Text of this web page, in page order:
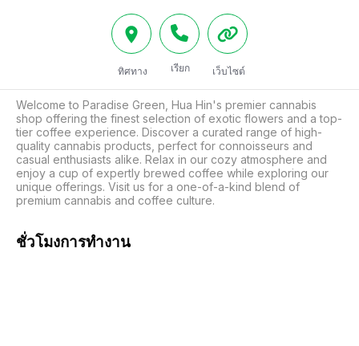
ทิศทาง เรียก เว็บไซต์
Welcome to Paradise Green, Hua Hin's premier cannabis
shop offering the finest selection of exotic flowers and a top-
tier coffee experience. Discover a curated range of high-
quality cannabis products, perfect for connoisseurs and
casual enthusiasts alike. Relax in our cozy atmosphere and
enjoy a cup of expertly brewed coffee while exploring our
unique offerings. Visit us for a one-of-a-kind blend of
premium cannabis and coffee culture.
ชั่วโมงการทำงาน